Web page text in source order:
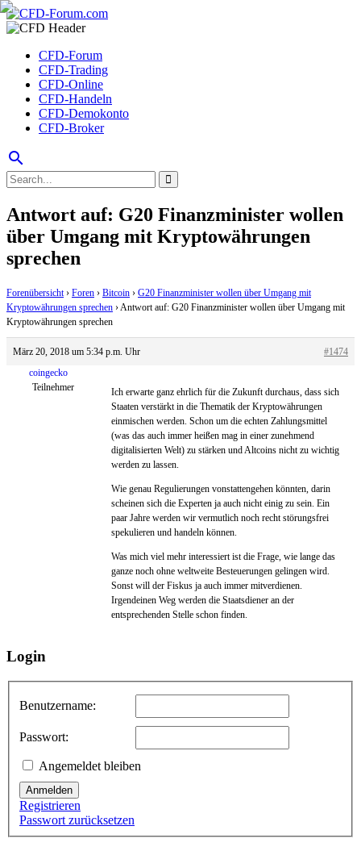
CFD-Forum
CFD-Trading
CFD-Online
CFD-Handeln
CFD-Demokonto
CFD-Broker
search
Antwort auf: G20 Finanzminister wollen
über Umgang mit Kryptowährungen
sprechen
Forenübersicht › Foren › Bitcoin › G20 Finanzminister wollen über Umgang mit
Kryptowährungen sprechen ›Antwort auf: G20 Finanzminister wollen über Umgang mit
Kryptowährungen sprechen
März 20, 2018 um 5:34 p.m. Uhr
#1474
coingecko
Teilnehmer
Ich erwarte ganz ehrlich für die Zukunft durchaus, dass sich
Staaten verstärkt in die Thematik der Kryptowährungen
einmischen werden. Schon um die echten Zahlungsmittel
(was das auch immer heißen mag in einer zunehmend
digitalisierten Welt) zu stärken und Altcoins nicht zu wichtig
werden zu lassen.
Wie genau Regulierungen vonstattengehen könnten, darin
scheinen sich die Experten ja auch nicht einig zu sein. Ein
paar Jahre werden wir vermutlich noch recht störungsfrei
spekulieren und handeln können.
Was mich viel mehr interessiert ist die Frage, wie lange das
ganze noch ohne weltweite Besteuerungen gelingen wird.
Sonst will der Fiskus ja auch immer mitverdienen.
Irgendeinen Weg werden die Staatsdiener an der
entsprechenden Stelle schon finden.
Login
Benutzername:
Passwort:
Angemeldet bleiben
Anmelden
Registrieren
Passwort zurücksetzen